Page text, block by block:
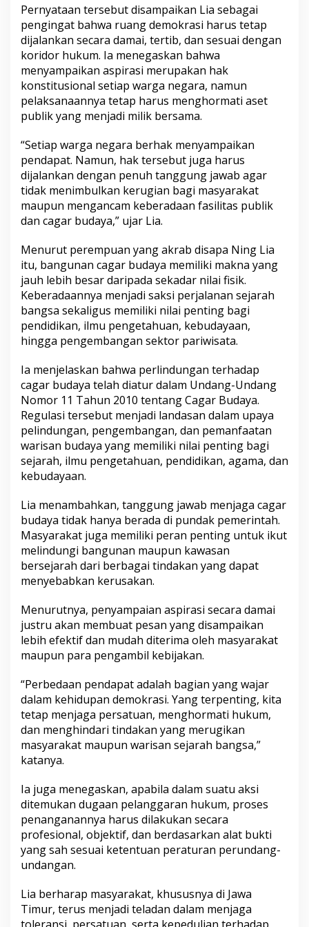
a
i
s
a
n
S
e
j
a
a
h
B
a
n
g
s
Pernyataan tersebut disampaikan Lia sebagai
pengingat bahwa ruang demokrasi harus tetap
dijalankan secara damai, tertib, dan sesuai dengan
koridor hukum. Ia menegaskan bahwa
menyampaikan aspirasi merupakan hak
konstitusional setiap warga negara, namun
pelaksanaannya tetap harus menghormati aset
publik yang menjadi milik bersama.
“Setiap warga negara berhak menyampaikan
pendapat. Namun, hak tersebut juga harus
dijalankan dengan penuh tanggung jawab agar
tidak menimbulkan kerugian bagi masyarakat
maupun mengancam keberadaan fasilitas publik
dan cagar budaya,” ujar Lia.
Menurut perempuan yang akrab disapa Ning Lia
itu, bangunan cagar budaya memiliki makna yang
jauh lebih besar daripada sekadar nilai fisik.
Keberadaannya menjadi saksi perjalanan sejarah
bangsa sekaligus memiliki nilai penting bagi
pendidikan, ilmu pengetahuan, kebudayaan,
hingga pengembangan sektor pariwisata.
Ia menjelaskan bahwa perlindungan terhadap
cagar budaya telah diatur dalam Undang-Undang
Nomor 11 Tahun 2010 tentang Cagar Budaya.
Regulasi tersebut menjadi landasan dalam upaya
pelindungan, pengembangan, dan pemanfaatan
warisan budaya yang memiliki nilai penting bagi
sejarah, ilmu pengetahuan, pendidikan, agama, dan
kebudayaan.
Lia menambahkan, tanggung jawab menjaga cagar
budaya tidak hanya berada di pundak pemerintah.
Masyarakat juga memiliki peran penting untuk ikut
melindungi bangunan maupun kawasan
bersejarah dari berbagai tindakan yang dapat
menyebabkan kerusakan.
Menurutnya, penyampaian aspirasi secara damai
justru akan membuat pesan yang disampaikan
lebih efektif dan mudah diterima oleh masyarakat
maupun para pengambil kebijakan.
“Perbedaan pendapat adalah bagian yang wajar
dalam kehidupan demokrasi. Yang terpenting, kita
tetap menjaga persatuan, menghormati hukum,
dan menghindari tindakan yang merugikan
masyarakat maupun warisan sejarah bangsa,”
katanya.
Ia juga menegaskan, apabila dalam suatu aksi
ditemukan dugaan pelanggaran hukum, proses
penanganannya harus dilakukan secara
profesional, objektif, dan berdasarkan alat bukti
yang sah sesuai ketentuan peraturan perundang-
undangan.
Lia berharap masyarakat, khususnya di Jawa
Timur, terus menjadi teladan dalam menjaga